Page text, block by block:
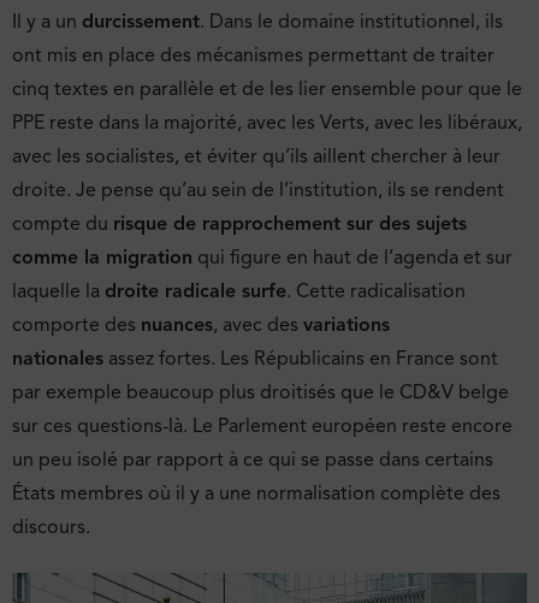
Il y a un durcissement. Dans le domaine institutionnel, ils
ont mis en place des mécanismes permettant de traiter
cinq textes en parallèle et de les lier ensemble pour que le
PPE reste dans la majorité, avec les Verts, avec les libéraux,
avec les socialistes, et éviter qu’ils aillent chercher à leur
droite. Je pense qu’au sein de l’institution, ils se rendent
compte du risque de rapprochement sur des sujets
comme la migration qui figure en haut de l’agenda et sur
laquelle la droite radicale surfe. Cette radicalisation
comporte des nuances, avec des variations
nationales assez fortes. Les Républicains en France sont
par exemple beaucoup plus droitisés que le CD&V belge
sur ces questions-là. Le Parlement européen reste encore
un peu isolé par rapport à ce qui se passe dans certains
États membres où il y a une normalisation complète des
discours.